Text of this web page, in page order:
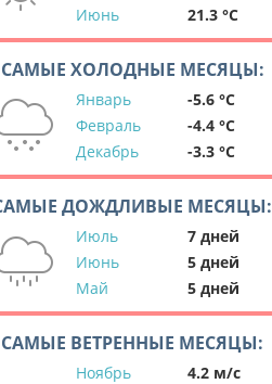
Июнь
21.3 °C
САМЫЕ ХОЛОДНЫЕ МЕСЯЦЫ:
Январь
-5.6 °C
Февраль
-4.4 °C
Декабрь
-3.3 °C
ДОЖДЛИВЫЕ МЕСЯЦЫ:
Июль
7 дней
Июнь
5 дней
Май
5 дней
САМЫЕ ВЕТРЕННЫЕ МЕСЯЦЫ:
Ноябрь
4.2 м/с